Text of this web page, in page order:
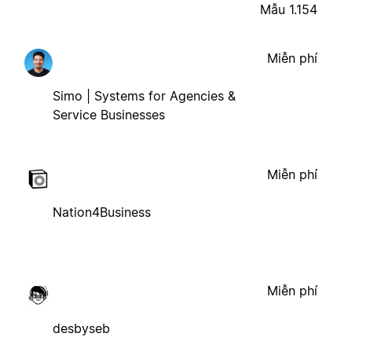
Mẫu 1.154
Simo | Systems for Agencies &
Service Businesses
Miễn phí
Nation4Business
Miễn phí
desbyseb
Miễn phí